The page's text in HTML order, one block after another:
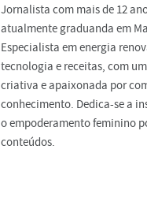
Jornalista com mais de 12
atualmente graduanda em
Especialista em energia
tecnologia e receitas, com
criativa e apaixonada por
conhecimento. Dedica-se a
o empoderamento feminino
conteúdos.